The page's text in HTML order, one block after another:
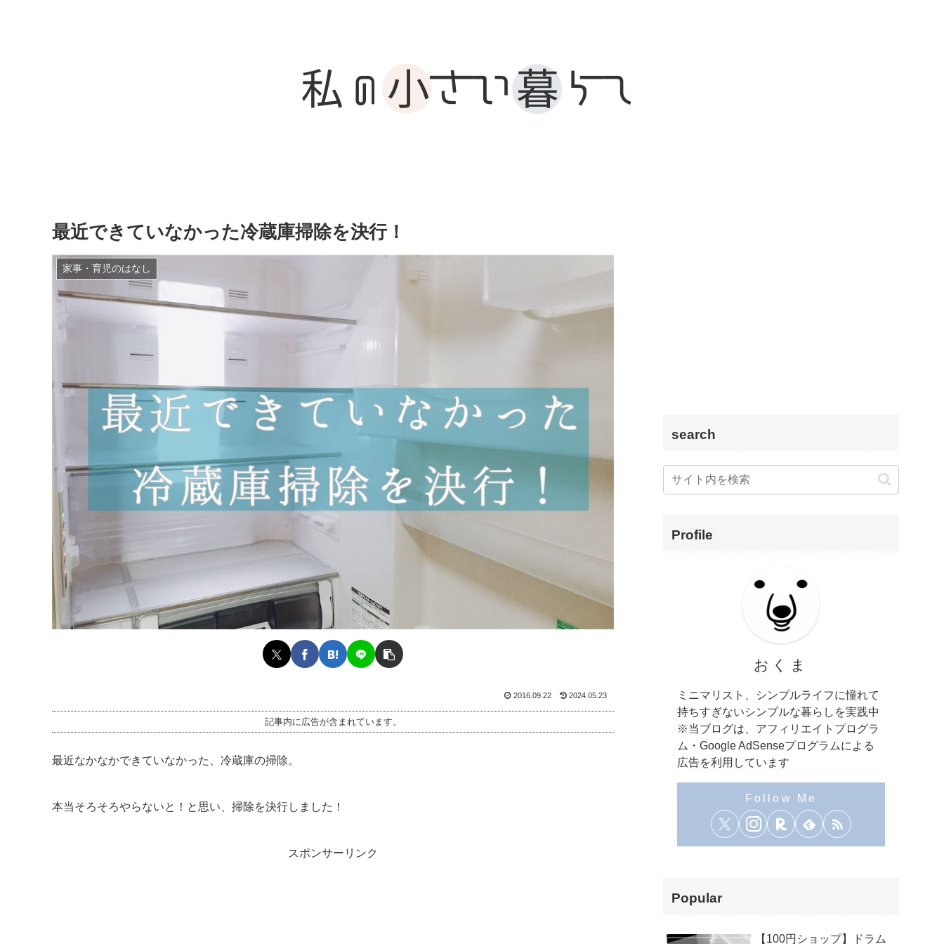
最近できていなかった冷蔵庫掃除を決行！
家事・育児のはなし
2016.09.22 2024.05.23
記事内に広告が含まれています。
最近なかなかできていなかった、冷蔵庫の掃除。
本当そろそろやらないと！と思い、掃除を決行しました！
スポンサーリンク
search
Profile
おくま
ミニマリスト、シンプルライフに憧れて
持ちすぎないシンプルな暮らしを実践中
※当ブログは、アフィリエイトプログラ
ム・Google AdSenseプログラムによる
広告を利用しています
Popular
【100円ショップ】ドラム